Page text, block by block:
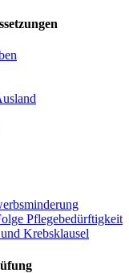
Pflegebedürftigkeit
Krebsklausel